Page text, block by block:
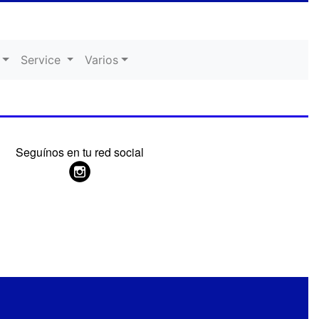
Service Varios
Seguínos en tu red social